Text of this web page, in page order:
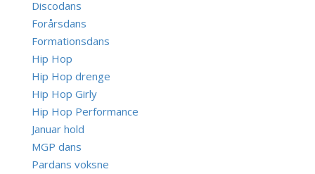
Discodans
Forårsdans
Formationsdans
Hip Hop
Hip Hop drenge
Hip Hop Girly
Hip Hop Performance
Januar hold
MGP dans
Pardans voksne